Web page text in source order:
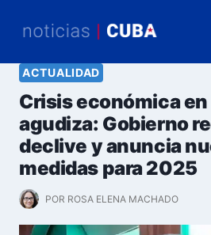
ACTUALIDAD
Crisis económica en
agudiza: Gobierno
declive y anuncia
medidas para 2025
POR ROSA ELENA MACHADO